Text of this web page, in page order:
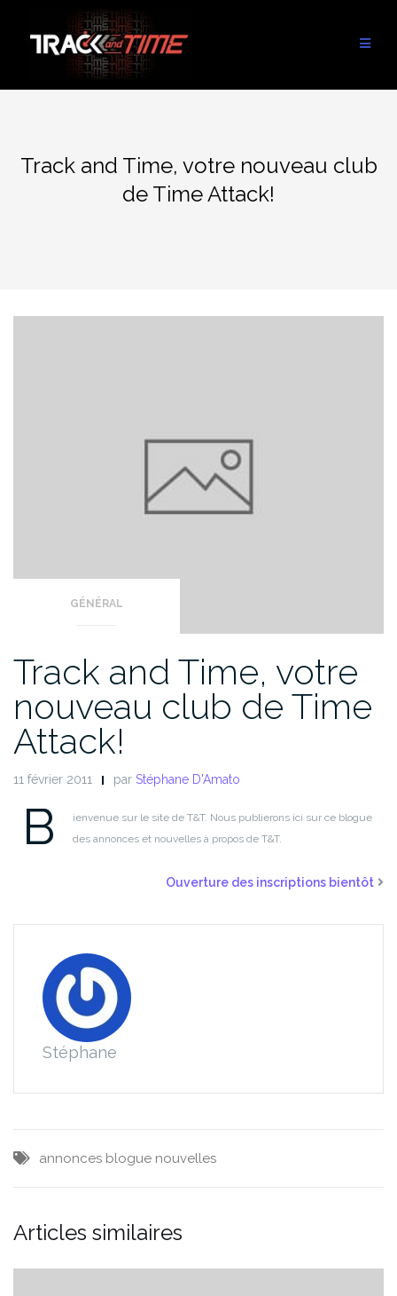
contenu
Track and Time, votre nouveau club
de Time Attack!
GÉNÉRAL
Track and Time, votre
nouveau club de Time
Attack!
11 février 2011 par Stéphane D'Amato
B
ienvenue sur le site de T&T. Nous publierons ici sur ce blogue
des annonces et nouvelles à propos de T&T.
Ouverture des inscriptions bientôt
Stéphane
annonces blogue nouvelles
Articles similaires